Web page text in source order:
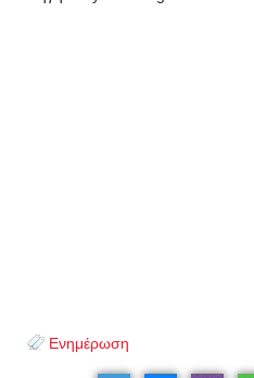
Ενημέρωση